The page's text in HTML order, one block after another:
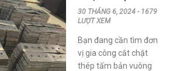
Bản Mã Vuông
Giá Rẻ Tại
TPHCM
30 THÁNG 6, 2024 - 1679
LƯỢT XEM
Bạn đang cần tìm đơn
vị gia công cắt chặt
thép tấm bản vuông